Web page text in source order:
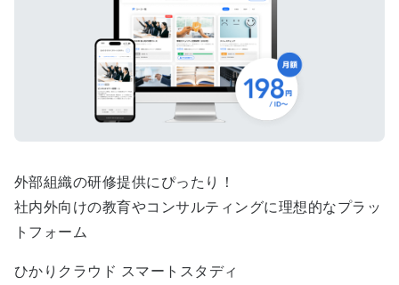
外部組織の研修提供にぴったり！
社内外向けの教育やコンサルティングに理想的なプラッ
トフォーム
ひかりクラウド スマートスタディ